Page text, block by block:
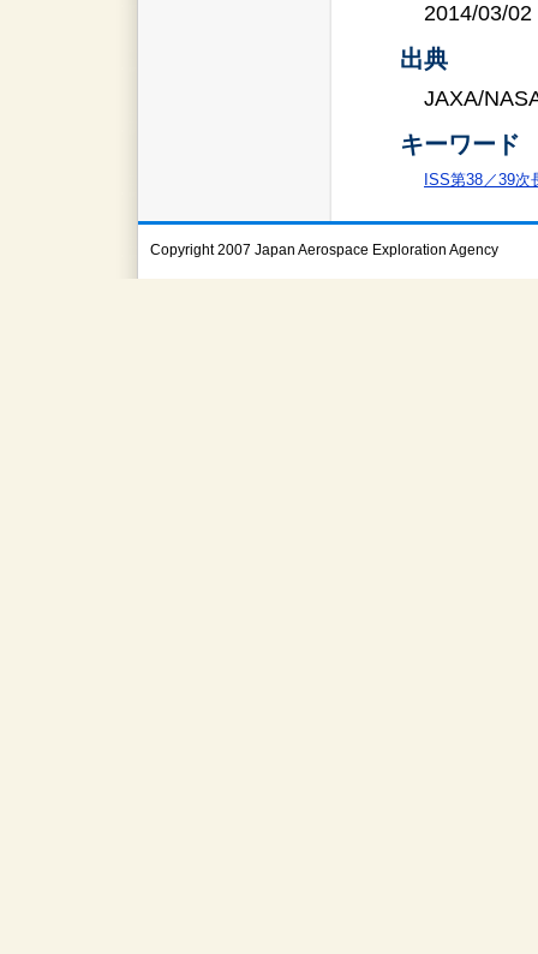
2014/03/02
出典
JAXA/
キーワード
ISS第38／39次
Copyright 2007 Japan Aerospace Exploration Agency